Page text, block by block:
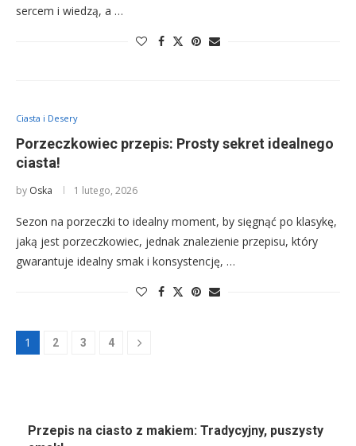
sercem i wiedzą, a …
Ciasta i Desery
Porzeczkowiec przepis: Prosty sekret idealnego
ciasta!
by Oska 1 lutego, 2026
Sezon na porzeczki to idealny moment, by sięgnąć po klasykę,
jaką jest porzeczkowiec, jednak znalezienie przepisu, który
gwarantuje idealny smak i konsystencję, …
1 2 3 4
Przepis na ciasto z makiem: Tradycyjny, puszysty